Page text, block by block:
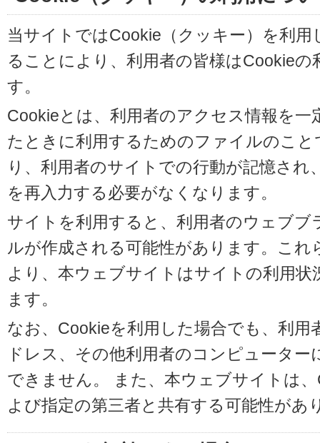
当サイトではCookie（クッキー）を利
ることにより、利用者の皆様はCookie
す。
Cookieとは、利用者のアクセス情報を
たときに利用するためのファイルのこ
り、利用者のサイトでの行動が記憶さ
を再入力する必要がなくなります。
サイトを利用すると、利用者のウェブ
ルが作成される可能性があります。こ
より、本ウェブサイトはサイトの利用
ます。
なお、Cookieを利用した場合でも、利用
ドレス、その他利用者のコンピュータ
できません。 また、本ウェブサイトは
よび指定の第三者と共有する可能性があ